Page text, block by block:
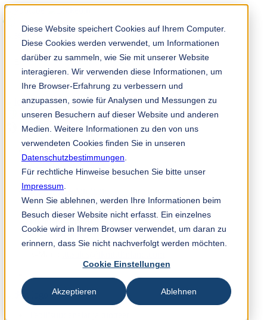
Diese Website speichert Cookies auf Ihrem Computer.
Diese Cookies werden verwendet, um Informationen
darüber zu sammeln, wie Sie mit unserer Website
interagieren. Wir verwenden diese Informationen, um
Ihre Browser-Erfahrung zu verbessern und
anzupassen, sowie für Analysen und Messungen zu
unseren Besuchern auf dieser Website und anderen
Medien. Weitere Informationen zu den von uns
verwendeten Cookies finden Sie in unseren
Datenschutzbestimmungen
Für rechtliche Hinweise besuchen Sie bitte unser
Impressum
Wenn Sie ablehnen, werden Ihre Informationen beim
Besuch dieser Website nicht erfasst. Ein einzelnes
Cookie wird in Ihrem Browser verwendet, um daran zu
erinnern, dass Sie nicht nachverfolgt werden möchten.
Cookie Einstellungen
Akzeptieren Ablehnen
TKM App
fi
+358 (0) 201 240 288
TKM TTT Finland Oy
37800 Akaa,
Finland